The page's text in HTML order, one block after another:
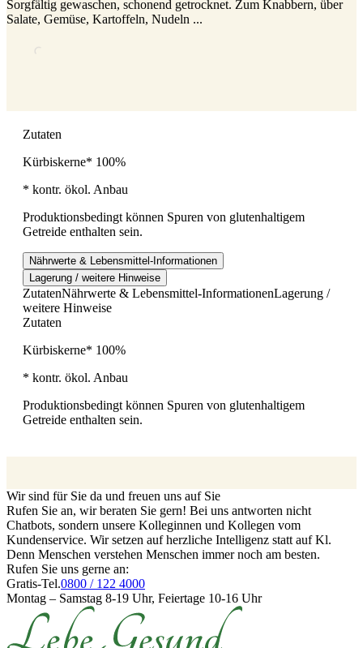
Sorgfältig gewaschen, schonend getrocknet. Zum Knabbern, über
Salate, Gemüse, Kartoffeln, Nudeln ...
Zutaten
Kürbiskerne* 100%
* kontr. ökol. Anbau
Produktionsbedingt können Spuren von glutenhaltigem
Getreide enthalten sein.
Nährwerte & Lebensmittel-Informationen
Lagerung / weitere Hinweise
ZutatenNährwerte & Lebensmittel-InformationenLagerung /
weitere Hinweise
Zutaten
Kürbiskerne* 100%
* kontr. ökol. Anbau
Produktionsbedingt können Spuren von glutenhaltigem
Getreide enthalten sein.
Wir sind für Sie da und freuen uns auf Sie
Rufen Sie an, wir beraten Sie gern! Bei uns antworten nicht
Chatbots, sondern unsere Kolleginnen und Kollegen vom
Kundenservice. Wir setzen auf herzliche Intelligenz statt auf Kl.
Denn Menschen verstehen Menschen immer noch am besten.
Rufen Sie uns gerne an:
Gratis-Tel.0800 / 122 4000
Montag – Samstag 8-19 Uhr, Feiertage 10-16 Uhr